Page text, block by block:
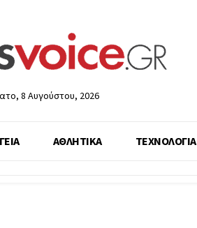
8 Αυγούστου, 2026
ΑΘΛΗΤΙΚΑ ΤΕΧΝΟΛΟΓΙΑ